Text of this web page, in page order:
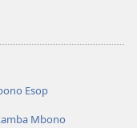
Esop
Mbono